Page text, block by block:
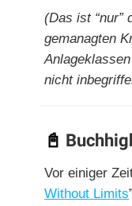
(Das ist “nur”
gemanagten
nicht
📓
Vor einiger
Without Limits